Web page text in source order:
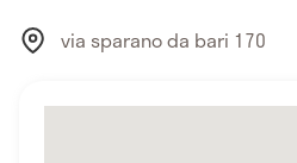
via sparano da bari 170